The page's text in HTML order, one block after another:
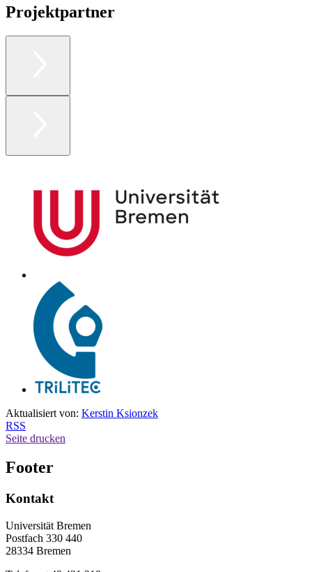
Projektpartner
Aktualisiert von: Kerstin Ksionzek
RSS
Seite drucken
Footer
Kontakt
Universität Bremen
Postfach 330 440
28334 Bremen